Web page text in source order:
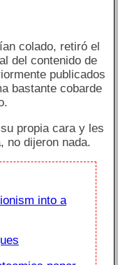
colado, retiró el
del contenido de
publicados
bastante cobarde
propia cara y les
no dijeron nada.
into a